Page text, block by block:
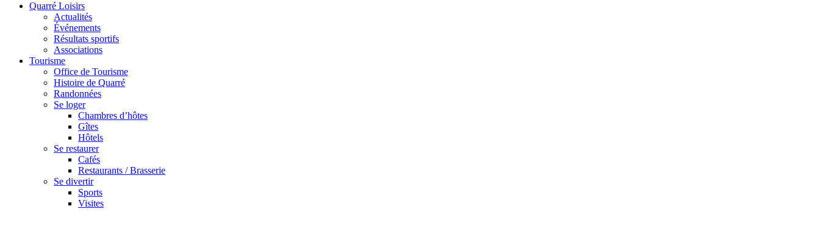
Quarré Loisirs
Actualités
Événements
Résultats sportifs
Associations
Tourisme
Office de Tourisme
Histoire de Quarré
Randonnées
Se loger
Chambres d’hôtes
Gîtes
Hôtels
Se restaurer
Cafés
Restaurants / Brasserie
Se divertir
Sports
Visites